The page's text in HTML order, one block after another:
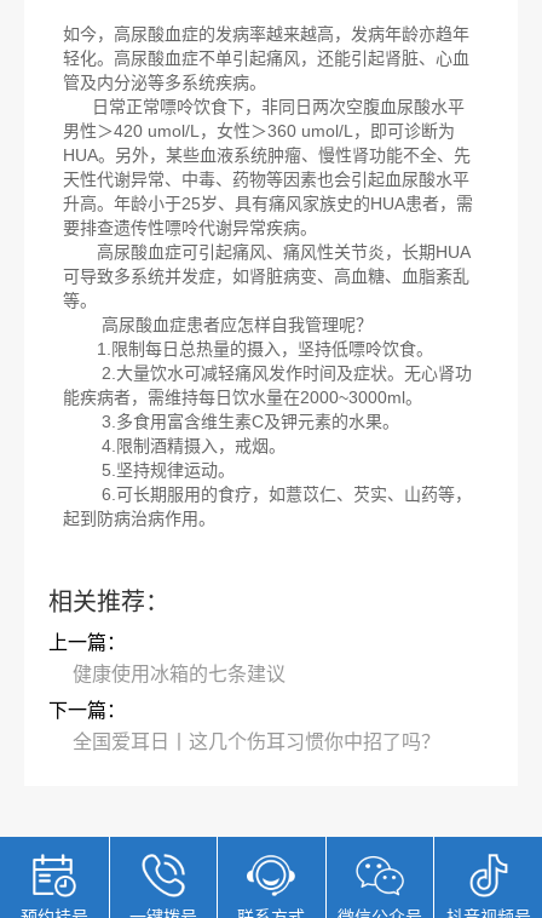
如今，高尿酸血症的发病率越来越高，发病年龄亦趋年
轻化。高尿酸血症不单引起痛风，还能引起肾脏、心血
管及内分泌等多系统疾病。
日常正常嘌呤饮食下，非同日两次空腹血尿酸水平
男性＞420 umol/L，女性＞360 umol/L，即可诊断为
HUA。另外，某些血液系统肿瘤、慢性肾功能不全、先
天性代谢异常、中毒、药物等因素也会引起血尿酸水平
升高。年龄小于25岁、具有痛风家族史的HUA患者，需
要排查遗传性嘌呤代谢异常疾病。
高尿酸血症可引起痛风、痛风性关节炎，长期HUA
可导致多系统并发症，如肾脏病变、高血糖、血脂紊乱
等。
高尿酸血症患者应怎样自我管理呢？
1.限制每日总热量的摄入，坚持低嘌呤饮食。
2.大量饮水可减轻痛风发作时间及症状。无心肾功
能疾病者，需维持每日饮水量在2000~3000ml。
3.多食用富含维生素C及钾元素的水果。
4.限制酒精摄入，戒烟。
5.坚持规律运动。
6.可长期服用的食疗，如薏苡仁、芡实、山药等，
起到防病治病作用。
相关推荐：
上一篇：
健康使用冰箱的七条建议
下一篇：
全国爱耳日丨这几个伤耳习惯你中招了吗？
关注 关注